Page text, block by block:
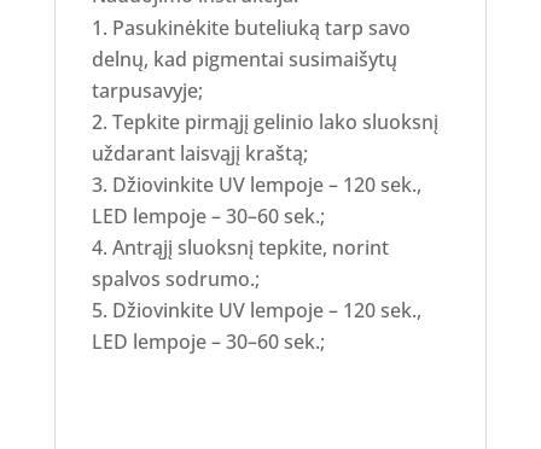
Pasukinėkite buteliuką tarp savo
delnų, kad pigmentai susimaišytų
tarpusavyje;
Tepkite pirmąjį gelinio lako sluoksnį
uždarant laisvąjį kraštą;
Džiovinkite UV lempoje – 120 sek.,
LED lempoje – 30–60 sek.;
Antrąjį sluoksnį tepkite, norint
spalvos sodrumo.;
Džiovinkite UV lempoje – 120 sek.,
LED lempoje – 30–60 sek.;